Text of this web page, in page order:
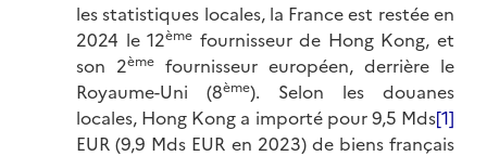
les statistiques locales, la France est restée en
2024 le 12ème fournisseur de Hong Kong, et
son 2ème fournisseur européen, derrière le
Royaume-Uni (8ème). Selon les douanes
locales, Hong Kong a importé pour 9,5 Mds[1]
EUR (9,9 Mds EUR en 2023) de biens français